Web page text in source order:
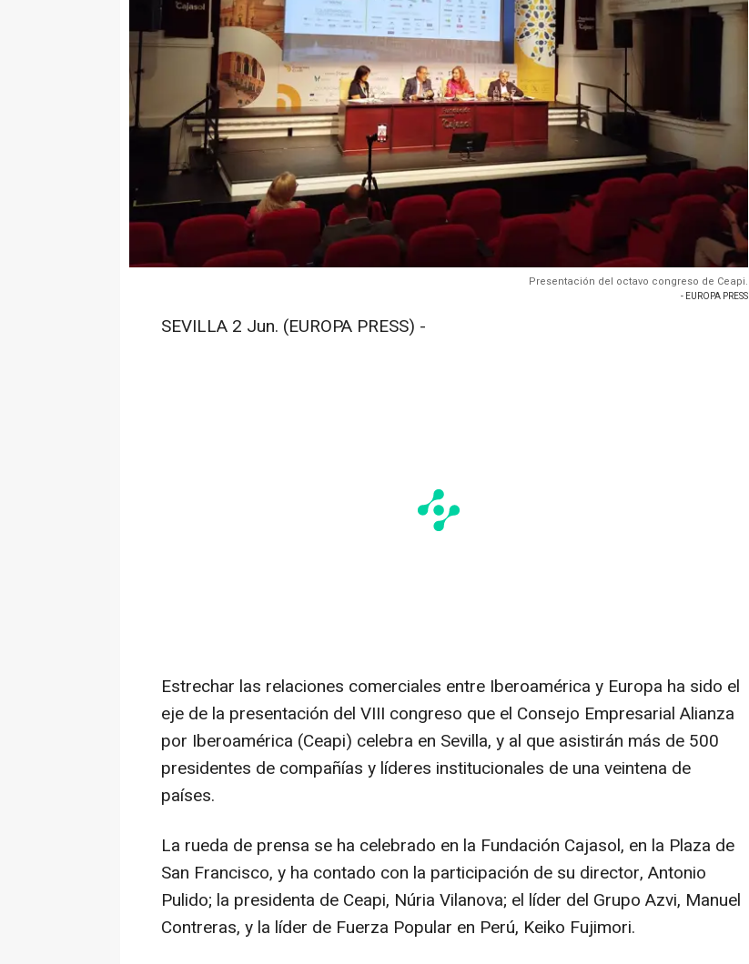
Presentación del octavo congreso de Ceapi.
- EUROPA PRESS
SEVILLA 2 Jun. (EUROPA PRESS) -
Estrechar las relaciones comerciales entre Iberoamérica y Europa ha sido el
eje de la presentación del VIII congreso que el Consejo Empresarial Alianza
por Iberoamérica (Ceapi) celebra en Sevilla, y al que asistirán más de 500
presidentes de compañías y líderes institucionales de una veintena de
países.
La rueda de prensa se ha celebrado en la Fundación Cajasol, en la Plaza de
San Francisco, y ha contado con la participación de su director, Antonio
Pulido; la presidenta de Ceapi, Núria Vilanova; el líder del Grupo Azvi, Manuel
Contreras, y la líder de Fuerza Popular en Perú, Keiko Fujimori.